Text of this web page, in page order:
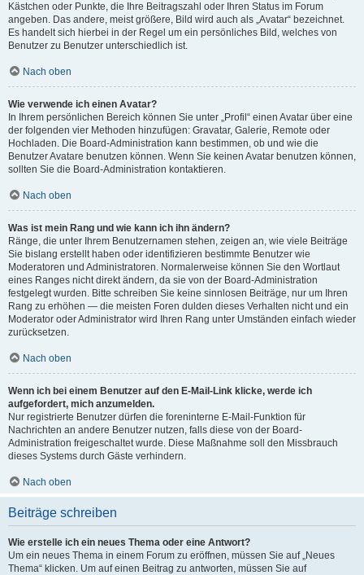
Kästchen oder Punkte, die Ihre Beitragszahl oder Ihren Status im Forum
angeben. Das andere, meist größere, Bild wird auch als „Avatar“ bezeichnet.
Es handelt sich hierbei in der Regel um ein persönliches Bild, welches von
Benutzer zu Benutzer unterschiedlich ist.
Nach oben
Wie verwende ich einen Avatar?
In Ihrem persönlichen Bereich können Sie unter „Profil“ einen Avatar über eine
der folgenden vier Methoden hinzufügen: Gravatar, Galerie, Remote oder
Hochladen. Die Board-Administration kann bestimmen, ob und wie die
Benutzer Avatare benutzen können. Wenn Sie keinen Avatar benutzen können,
sollten Sie die Board-Administration kontaktieren.
Nach oben
Was ist mein Rang und wie kann ich ihn ändern?
Ränge, die unter Ihrem Benutzernamen stehen, zeigen an, wie viele Beiträge
Sie bislang erstellt haben oder identifizieren bestimmte Benutzer wie
Moderatoren und Administratoren. Normalerweise können Sie den Wortlaut
eines Ranges nicht direkt ändern, da sie von der Board-Administration
festgelegt wurden. Bitte schreiben Sie keine sinnlosen Beiträge, nur um Ihren
Rang zu erhöhen — die meisten Foren dulden dieses Verhalten nicht und ein
Moderator oder Administrator wird Ihren Rang unter Umständen einfach wieder
zurücksetzen.
Nach oben
Wenn ich bei einem Benutzer auf den E-Mail-Link klicke, werde ich
aufgefordert, mich anzumelden.
Nur registrierte Benutzer dürfen die foreninterne E-Mail-Funktion für
Nachrichten an andere Benutzer nutzen, falls diese von der Board-
Administration freigeschaltet wurde. Diese Maßnahme soll den Missbrauch
dieses Systems durch Gäste verhindern.
Nach oben
Beiträge schreiben
Wie erstelle ich ein neues Thema oder eine Antwort?
Um ein neues Thema in einem Forum zu eröffnen, müssen Sie auf „Neues
Thema“ klicken. Um auf einen Beitrag zu antworten, müssen Sie auf